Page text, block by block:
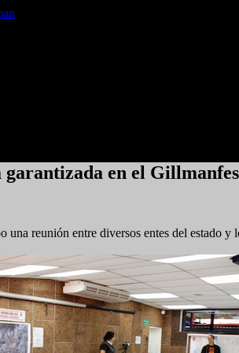
garantizada en el
una reunión entre diversos entes del estado